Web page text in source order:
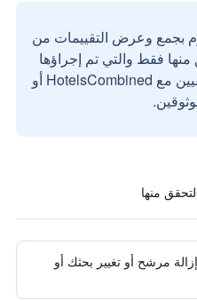
بجمع وعرض التقييمات من
فقط والتي تم إجراؤها
بواسطة مستخدمين حقيقيين مع HotelsCombined أو
مرشح أو تغيير بحثك أو